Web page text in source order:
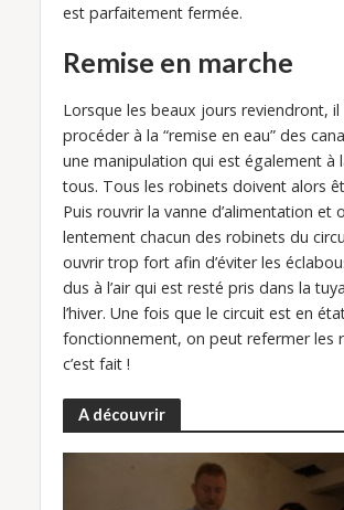
est parfaitement fermée.
Remise en marche
Lorsque les beaux jours reviendront, il
procéder à la “remise en eau” des
une manipulation qui est également à
tous. Tous les robinets doivent alors
Puis rouvrir la vanne d’alimentation et
lentement chacun des robinets du
ouvrir trop fort afin d’éviter les
dus à l’air qui est resté pris dans la
l’hiver. Une fois que le circuit est en
fonctionnement, on peut refermer les
c’est fait !
A découvrir